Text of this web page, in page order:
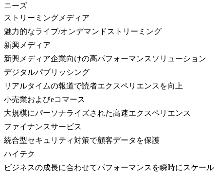
ニーズ
ストリーミングメディア
魅力的なライブ/オンデマンドストリーミング
新興メディア
新興メディア企業向けの高パフォーマンスソリューション
デジタルパブリッシング
リアルタイムの報道で読者エクスペリエンスを向上
小売業およびeコマース
大規模にパーソナライズされた高速エクスペリエンス
ファイナンスサービス
統合型セキュリティ対策で顧客データを保護
ハイテク
ビジネスの成長に合わせてパフォーマンスを瞬時にスケール